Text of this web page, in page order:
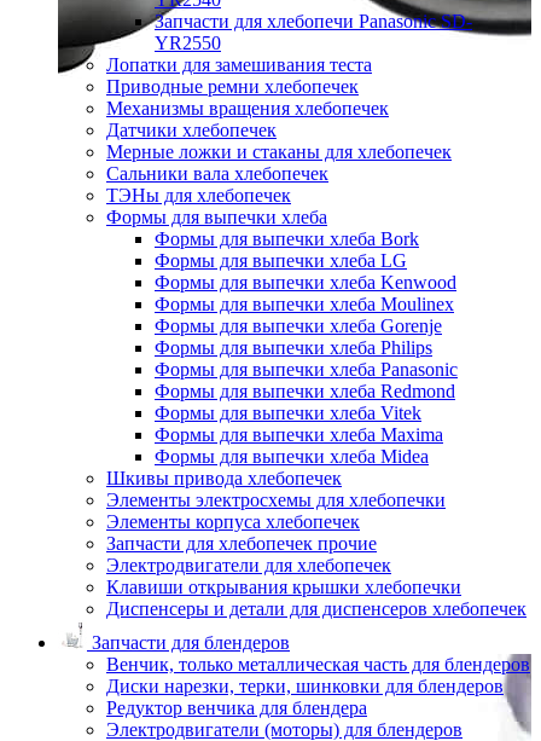
Запчасти для хлебопечи Panasonic SD-
YR2550
Лопатки для замешивания теста
Приводные ремни хлебопечек
Механизмы вращения хлебопечек
Датчики хлебопечек
Мерные ложки и стаканы для хлебопечек
Сальники вала хлебопечек
ТЭНы для хлебопечек
Формы для выпечки хлеба
Формы для выпечки хлеба Bork
Формы для выпечки хлеба LG
Формы для выпечки хлеба Kenwood
Формы для выпечки хлеба Moulinex
Формы для выпечки хлеба Gorenje
Формы для выпечки хлеба Philips
Формы для выпечки хлеба Panasonic
Формы для выпечки хлеба Redmond
Формы для выпечки хлеба Vitek
Формы для выпечки хлеба Maxima
Формы для выпечки хлеба Midea
Шкивы привода хлебопечек
Элементы электросхемы для хлебопечки
Элементы корпуса хлебопечек
Запчасти для хлебопечек прочие
Электродвигатели для хлебопечек
Клавиши открывания крышки хлебопечки
Диспенсеры и детали для диспенсеров хлебопечек
Запчасти для блендеров
Венчик, только металлическая часть для блендеров
Диски нарезки, терки, шинковки для блендеров
Редуктор венчика для блендера
Электродвигатели (моторы) для блендеров